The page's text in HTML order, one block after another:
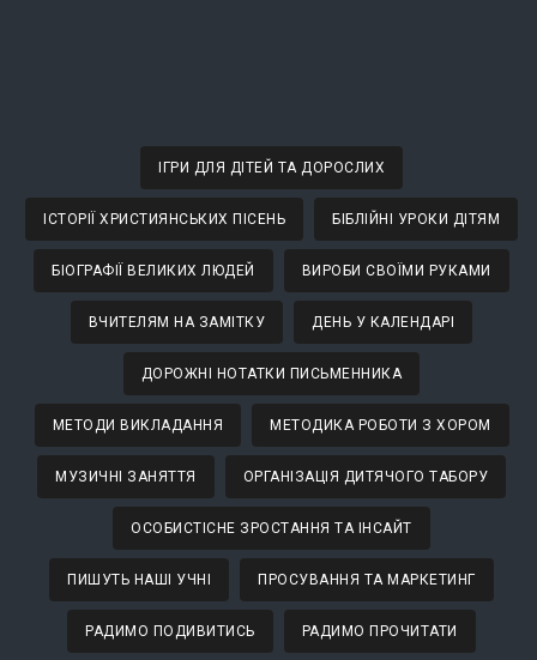
ІГРИ ДЛЯ ДІТЕЙ ТА ДОРОСЛИХ
ІСТОРІЇ ХРИСТИЯНСЬКИХ ПІСЕНЬ БІБЛІЙНІ УРОКИ ДІТЯМ
БІОГРАФІЇ ВЕЛИКИХ ЛЮДЕЙ ВИРОБИ СВОЇМИ РУКАМИ
ВЧИТЕЛЯМ НА ЗАМІТКУ ДЕНЬ У КАЛЕНДАРІ
ДОРОЖНІ НОТАТКИ ПИСЬМЕННИКА
МЕТОДИ ВИКЛАДАННЯ МЕТОДИКА РОБОТИ З ХОРОМ
МУЗИЧНІ ЗАНЯТТЯ ОРГАНІЗАЦІЯ ДИТЯЧОГО ТАБОРУ
ОСОБИСТІСНЕ ЗРОСТАННЯ ТА ІНСАЙТ
ПИШУТЬ НАШІ УЧНІ ПРОСУВАННЯ ТА МАРКЕТИНГ
РАДИМО ПОДИВИТИСЬ РАДИМО ПРОЧИТАТИ